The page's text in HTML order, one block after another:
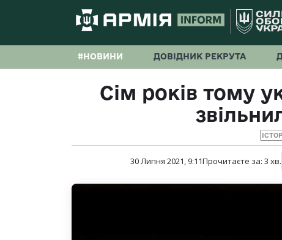
#НОВИНИ ДОВІДНИК РЕКРУТА
Сім років тому
30 Липня 2021, 9:11Прочитаєте за: 3 хв.